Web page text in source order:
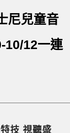
尼兒童音
10/12一連
技 視聽盛